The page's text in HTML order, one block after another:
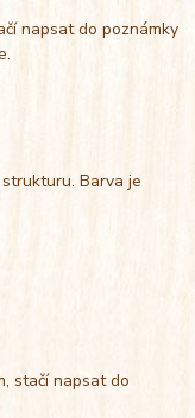
napsat do poznámky
Barva je
stačí napsat do